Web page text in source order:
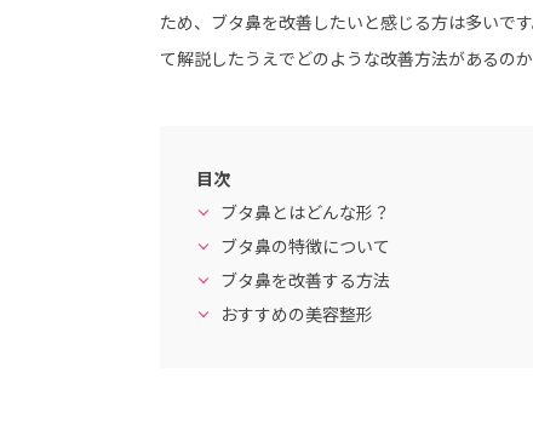
ため、ブタ鼻を改善したいと感じる方は多いで
て解説したうえでどのような改善方法があるの
目次
ブタ鼻とはどんな形？
ブタ鼻の特徴について
ブタ鼻を改善する方法
おすすめの美容整形